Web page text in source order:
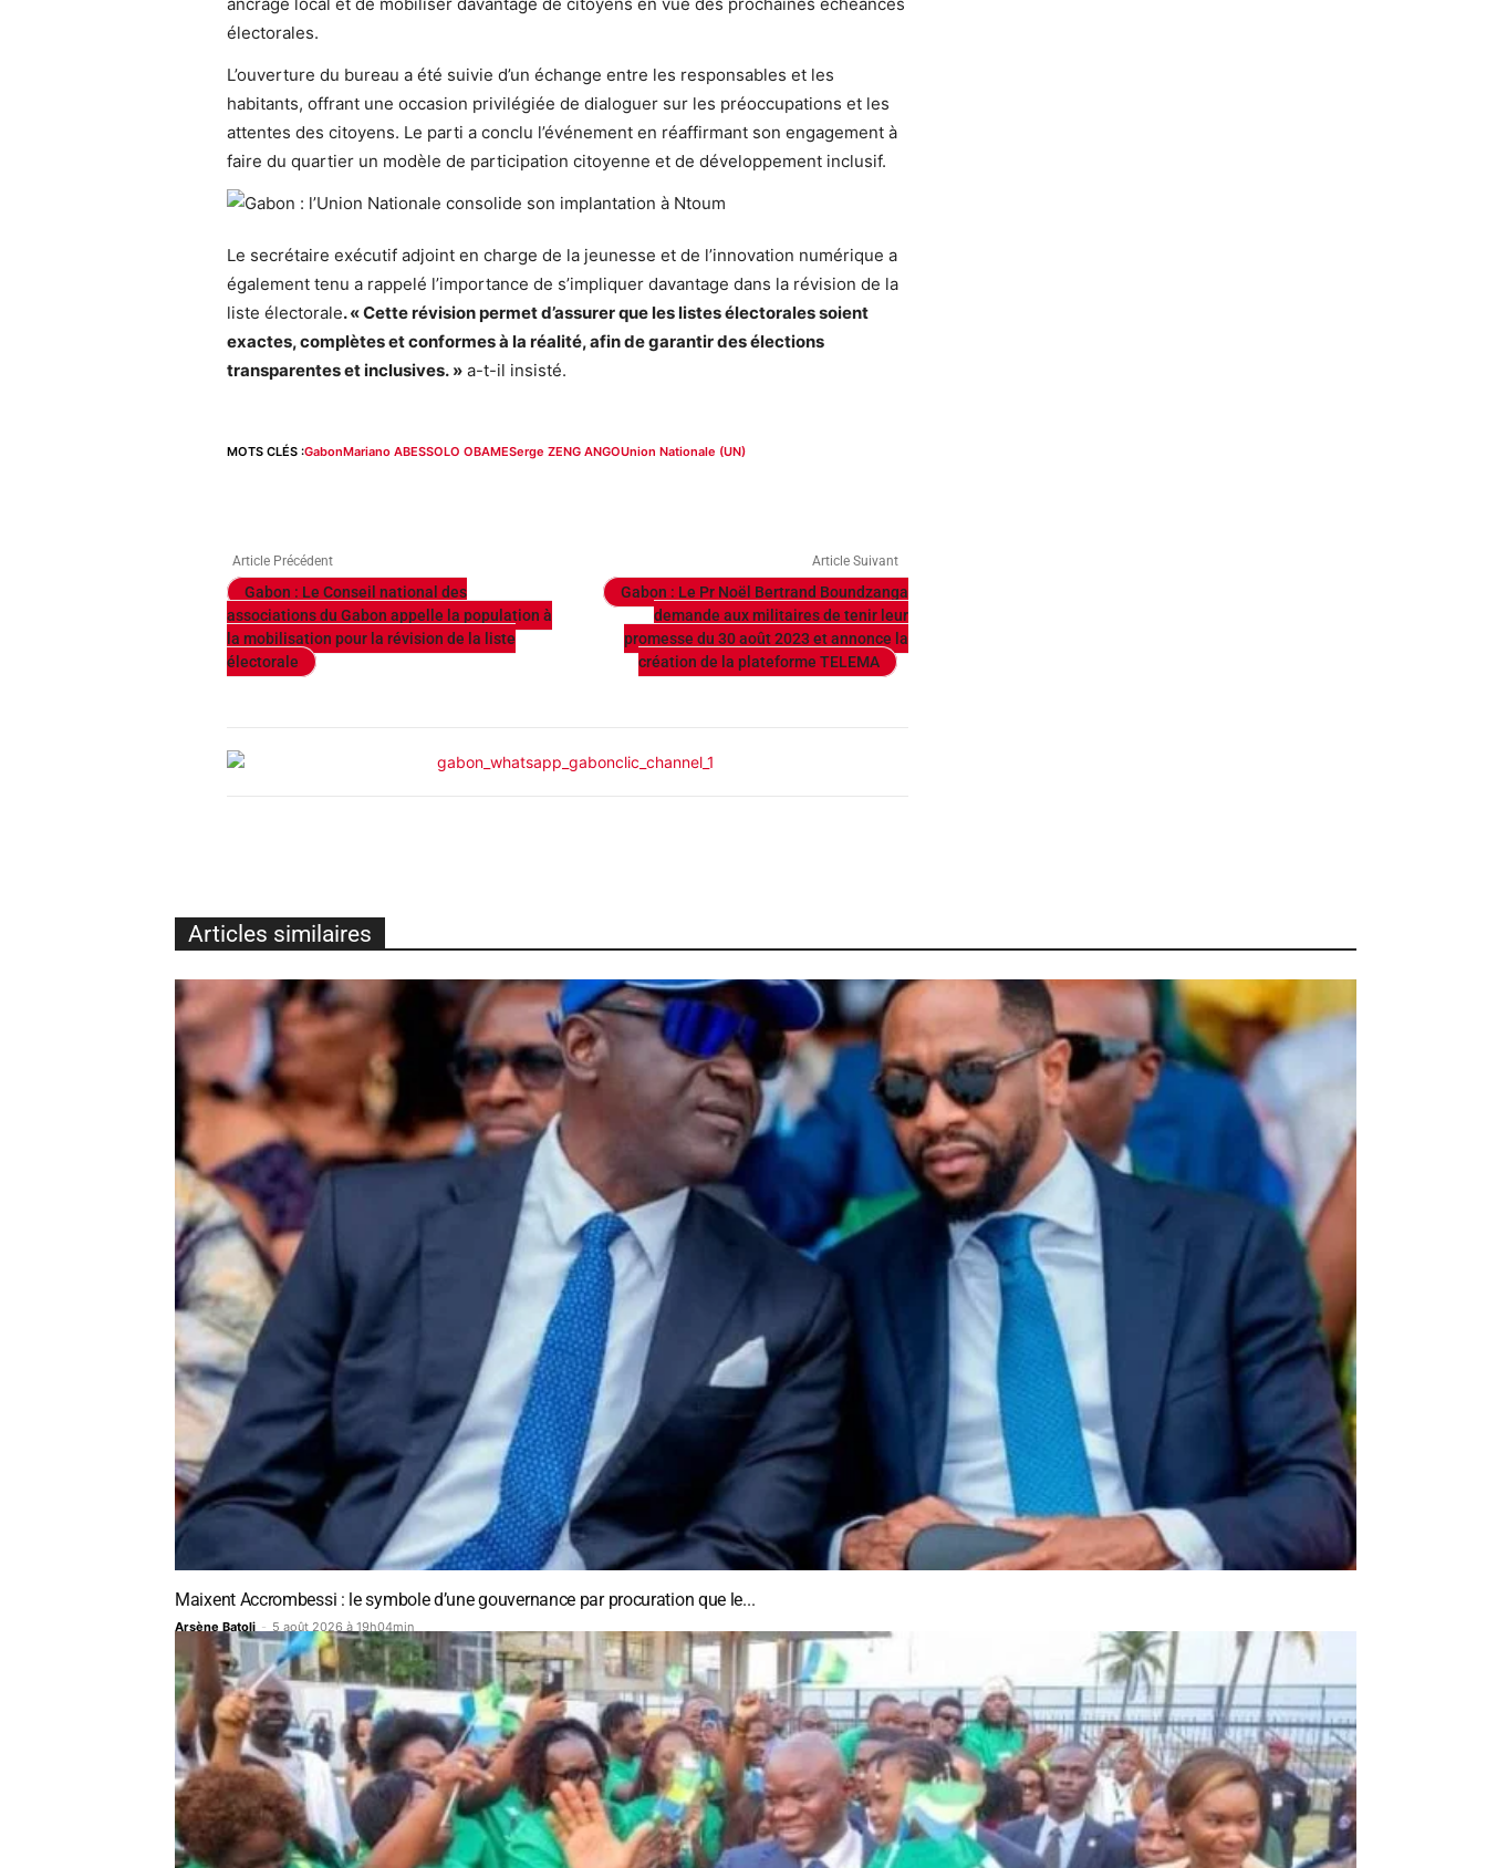
électorales.
L’ouverture du bureau a été suivie d’un échange entre les responsables et les
habitants, offrant une occasion privilégiée de dialoguer sur les préoccupations et les
attentes des citoyens. Le parti a conclu l’événement en réaffirmant son engagement à
faire du quartier un modèle de participation citoyenne et de développement inclusif.
Le secrétaire exécutif adjoint en charge de la jeunesse et de l’innovation numérique a
également tenu a rappelé l’importance de s’impliquer davantage dans la révision de la
liste électorale. « Cette révision permet d’assurer que les listes électorales soient
exactes, complètes et conformes à la réalité, afin de garantir des élections
transparentes et inclusives. »a-t-il insisté.
MOTS CLÉS :GabonMariano ABESSOLO OBAMESerge ZENG ANGOUnion Nationale (UN)
Article Précédent
Gabon : Le Conseil national des
associations du Gabon appelle la population à
la mobilisation pour la révision de la liste
électorale
Article Suivant
Gabon : Le Pr Noël Bertrand Boundzanga
demande aux militaires de tenir leur
promesse du 30 août 2023 et annonce la
création de la plateforme TELEMA
Articles similaires
Maixent Accrombessi : le symbole d’une gouvernance par procuration que le...
Arsène Batoli - 5 août 2026 à 19h04min